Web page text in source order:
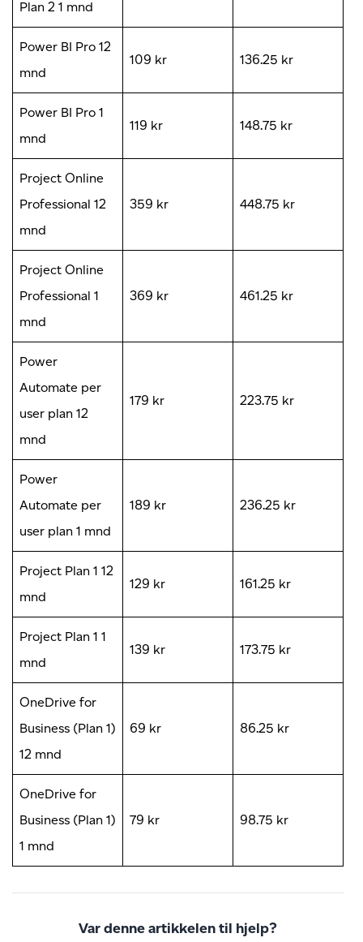
Plan 2 1 mnd
Power BI Pro 12
mnd
109 kr 136.25 kr
Power BI Pro 1
mnd
119 kr 148.75 kr
Project Online
Professional 12
mnd
359 kr 448.75 kr
Project Online
Professional 1
mnd
369 kr 461.25 kr
Power
Automate per
user plan 12
mnd
179 kr 223.75 kr
Power
Automate per
user plan 1 mnd
189 kr 236.25 kr
Project Plan 1 12
mnd
129 kr 161.25 kr
Project Plan 1 1
mnd
139 kr 173.75 kr
OneDrive for
Business (Plan 1)
12 mnd
69 kr 86.25 kr
OneDrive for
Business (Plan 1)
1 mnd
79 kr 98.75 kr
Var denne artikkelen til hjelp?